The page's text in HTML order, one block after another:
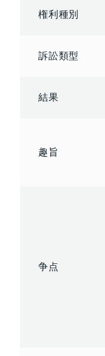
権利種別
訴訟類型
結果
趣旨
争点